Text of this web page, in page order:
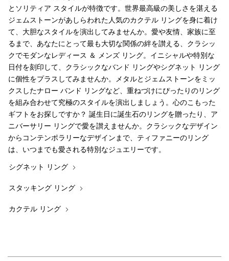
とソリティア スタイルが特徴です。世界最高級の美しさを湛える
ジェムストーンがあしらわれた人気のカクテル リングを身に着け
て、大胆なスタイルを演出してみませんか。愛や友情、家族に至
るまで、あなたにとって最も大切な関係の絆を讃える、クラシッ
クでモダンなレディース ＆ メンズ リング。イニシャルや特別な
日付を刻印して、クラシックなバンド リングやシグネット リング
に個性をプラスしてみませんか。メタルとジェムストーンをミッ
クスしたナロー バンド リングなど、重ねづけにぴったりのリング
を組み合わせて究極のスタイルを演出しましょう。心のこもった
ギフトをお探しですか？ 誕生日に誕生石のリングを贈ったり、ア
ニバーサリー リングで愛を讃えませんか。クラシックなデザイン
からコンテンポラリーなデザインまで、ティファニーのリング
は、いつまでも愛される特別なジュエリーです。
シグネット リング
スタッキング リング
カクテル リング